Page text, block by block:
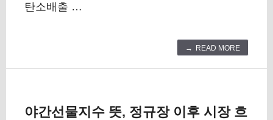
탄소배출 …
READ MORE
야간선물지수 뜻, 정규장 이후 시장 흐